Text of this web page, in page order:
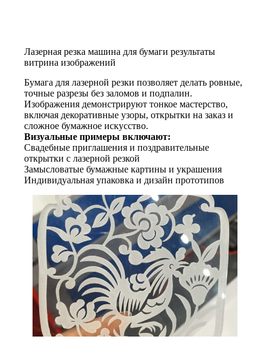
Лазерная резка машина для бумаги результаты
витрина изображений
Бумага для лазерной резки позволяет делать ровные,
точные разрезы без заломов и подпалин.
Изображения демонстрируют тонкое мастерство,
включая декоративные узоры, открытки на заказ и
сложное бумажное искусство.
Визуальные примеры включают:
Свадебные приглашения и поздравительные
открытки с лазерной резкой
Замысловатые бумажные картины и украшения
Индивидуальная упаковка и дизайн прототипов